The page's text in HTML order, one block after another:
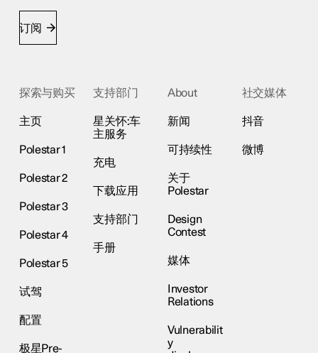
订阅
探索与购买
主页
Polestar 1
Polestar 2
Polestar 3
Polestar 4
Polestar 5
试驾
配置
极星Pre-
支持部门
星关怀:车
主服务
充电
下载应用
支持部门
手册
About
新闻
可持续性
关于
Polestar
Design
Contest
媒体
Investor
Relations
Vulnerabilit
y
社交媒体
抖音
微博